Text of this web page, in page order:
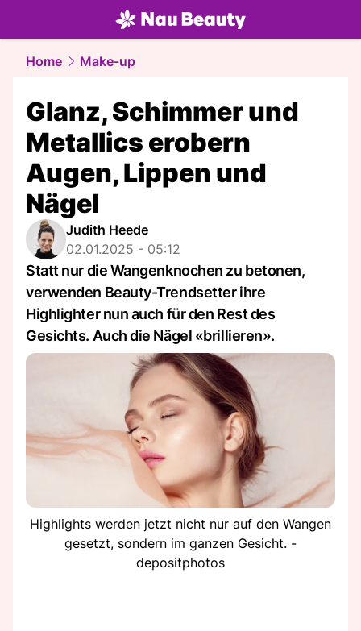
beauty.NAU.ch
Home Make-up
Glanz, Schimmer und
Metallics erobern
Augen, Lippen und
Nägel
Judith Heede
02.01.2025 - 05:12
Statt nur die Wangenknochen zu betonen,
verwenden Beauty-Trendsetter ihre
Highlighter nun auch für den Rest des
Gesichts. Auch die Nägel «brillieren».
Highlights werden jetzt nicht nur auf den Wangen
gesetzt, sondern im ganzen Gesicht. -
depositphotos